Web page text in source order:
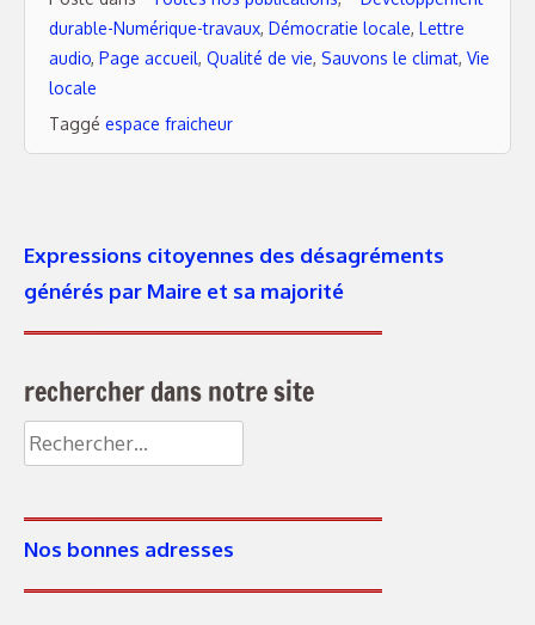
durable-Numérique-travaux, Démocratie locale, Lettre
audio, Page accueil, Qualité de vie, Sauvons le climat, Vie
locale
Taggé espace fraicheur
Expressions citoyennes des désagréments
générés par Maire et sa majorité
rechercher dans notre site
Rechercher :
Nos bonnes adresses